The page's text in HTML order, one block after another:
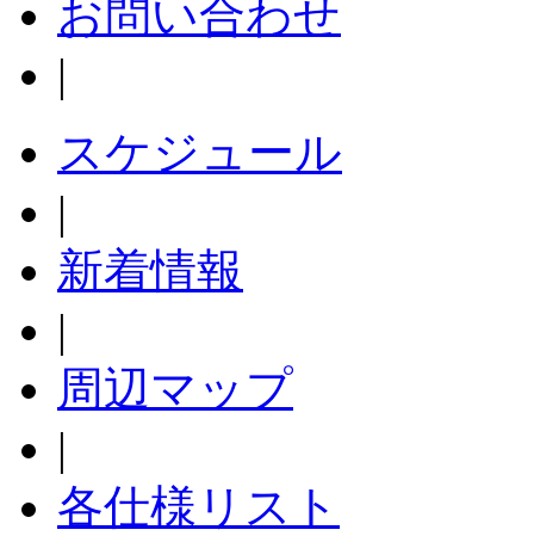
お問い合わせ
|
スケジュール
|
新着情報
|
周辺マップ
|
各仕様リスト